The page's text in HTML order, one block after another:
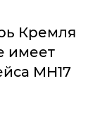
Кремля
имеет
MH17